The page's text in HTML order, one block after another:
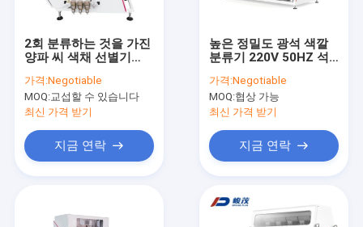
상품
2회 분류하는 것을 가진
양파 씨 색채 선별기
가격:Negotiable
MOQ:교섭할 수 있습니다
최신 가격 받기
지금 연락
높은 정밀도 광석 색깔
분류기 220V 50HZ 석
가격:Negotiable
MOQ:협상 가능
최신 가격 받기
지금 연락